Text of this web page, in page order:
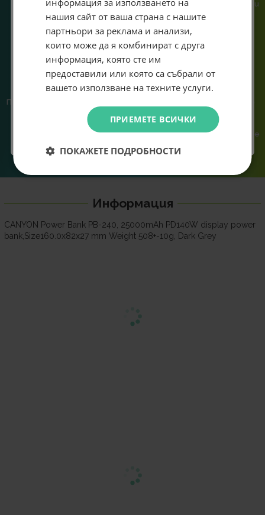
или справяне с проблем.
гарантираме бърза реакция и
познаване на твоята
Предлагаме различни методи
на плащане, включително
възможност за плащане с
криптовалута.
затова поемаме лична
отговорност за всяка
поръчка. Ако има проблем – не
решаваме.
Информация
CANYON Power Bank PB-240, 25000mAh PD140W display power
bank,Size160.0x82x27 mm Weight 508+-10g, Dark Grey
информация за използването на
нашия сайт от ваша страна с нашите
партньори за реклама и анализи,
които може да я комбинират с друга
информация, която сте им
предоставили или която са събрали от
вашето използване на техните услуги.
ПРИЕМЕТЕ ВСИЧКИ
ПОКАЖЕТЕ ПОДРОБНОСТИ
въведеш само email адрес и получи отстъпка от
първата ти поръчка.
Email
Не искам подарък